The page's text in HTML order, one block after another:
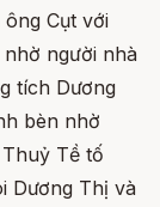
Cụt với
người nhà
tích Dương
bèn nhờ
Tề tố
Dương Thị và